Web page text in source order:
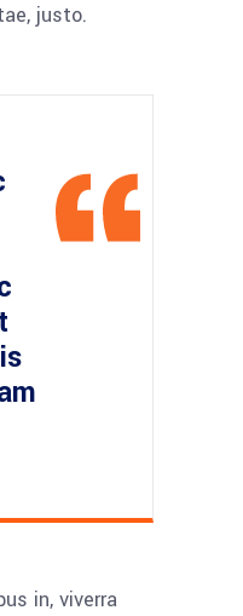
justo.
in, viverra